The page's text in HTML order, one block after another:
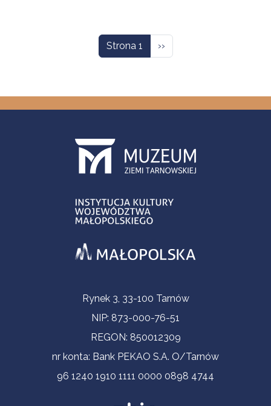
Strona 1 Następna strona
››
Informacje kontaktoweRynek 3, 33-100 Tarnów
NIP: 873-000-76-51
REGON: 850012309
nr konta: Bank PEKAO S.A. O/Tarnów
96 1240 1910 1111 0000 0898 4744